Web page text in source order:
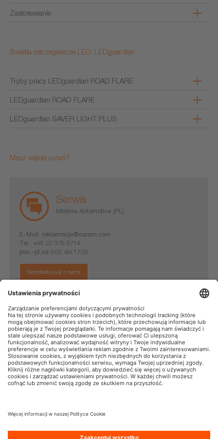
Zastosowanie
Światła ostrzegawcze LED: LEDguardian
Tryby pracy LEDguardian ROAD FLARE
LEDguardian ROAD FLARE
LEDguardian SAVER LIGHT PLUS
Masz więcej pytań?
Serwis
Infolinia Automotive (PL)
E-Mail: reklamacje@osram.com
Tel.: +48 22 376 5714
pon.–pt.od 9:00 do 17:00
Skontaktuj się z nami
OSRAM AutoMoto w mediach społecznościowych
Informacje firmowe
Warunki użytkowania